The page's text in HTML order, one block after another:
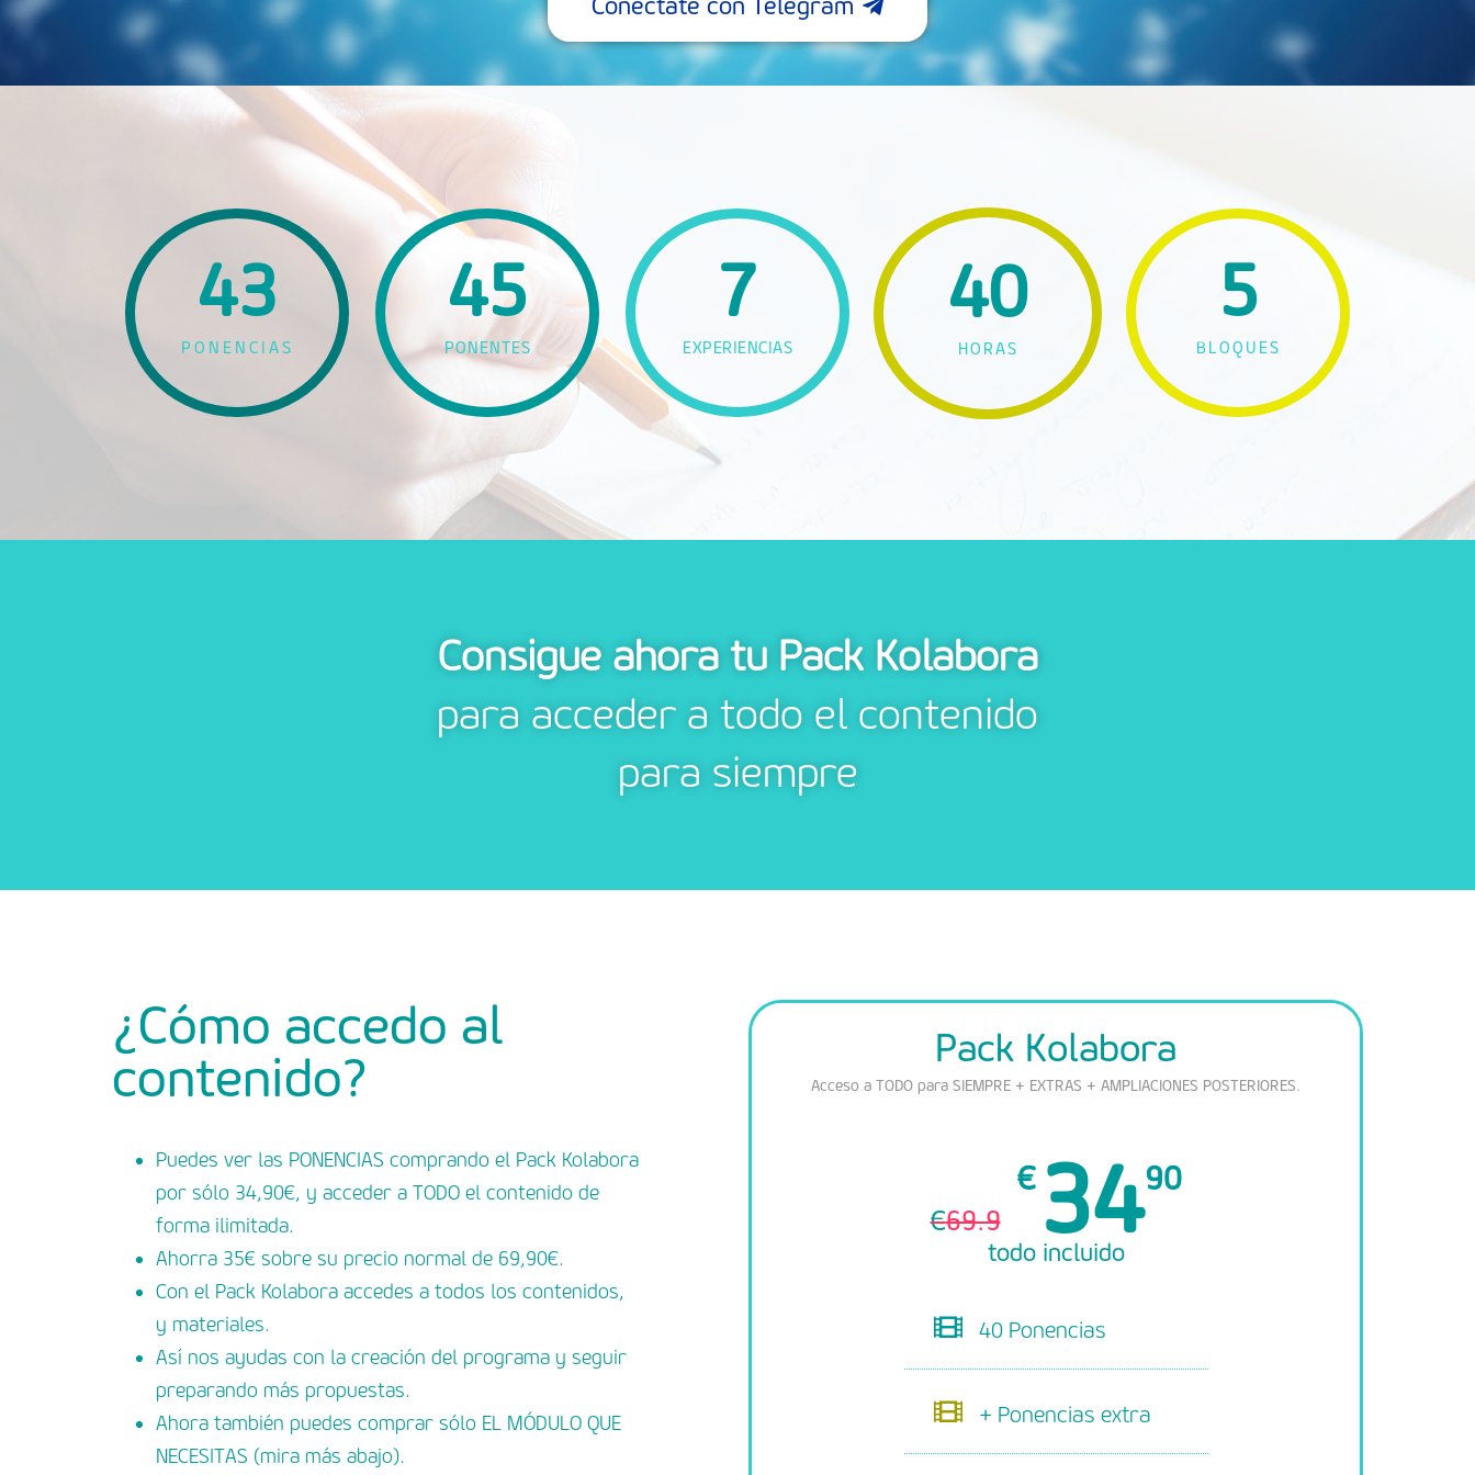
Conéctate con Telegram
43
PONENCIAS
45
PONENTES
7
EXPERIENCIAS
40
HORAS
5
BLOQUES
Consigue ahora tu Pack Kolabora
para acceder a todo el contenido
para siempre
¿Cómo accedo al
contenido?
Puedes ver las PONENCIAS comprando el Pack Kolabora
por sólo 34,90€, y acceder a TODO el contenido de
forma ilimitada.
Ahorra 35€ sobre su precio normal de 69,90€.
Con el Pack Kolabora accedes a todos los contenidos,
y materiales.
Así nos ayudas con la creación del programa y seguir
preparando más propuestas.
Ahora también puedes comprar sólo EL MÓDULO QUE
NECESITAS (mira más abajo).
Pack Kolabora
Acceso a TODO para SIEMPRE + EXTRAS + AMPLIACIONES POSTERIORES.
€69.9
€ 3490
todo incluido
40 Ponencias
+ Ponencias extra